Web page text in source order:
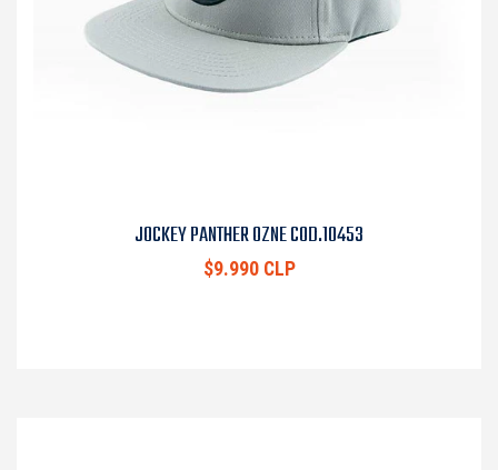
JOCKEY PANTHER OZNE COD.10453
$9.990 CLP